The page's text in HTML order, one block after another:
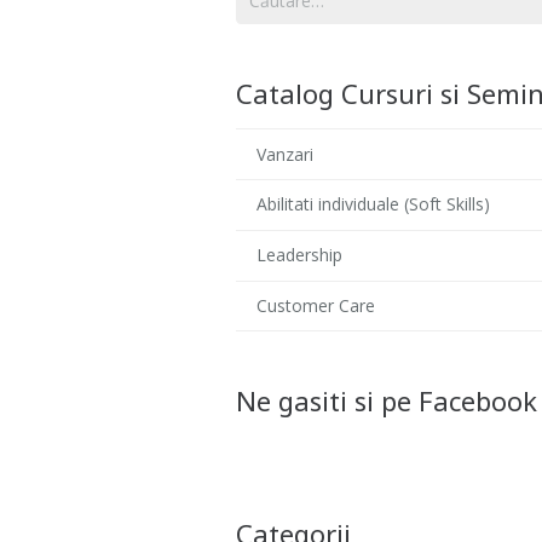
Catalog Cursuri si
Vanzari
Abilitati individuale (Soft Skills)
Leadership
Customer Care
Ne gasiti si pe Facebook
Categorii